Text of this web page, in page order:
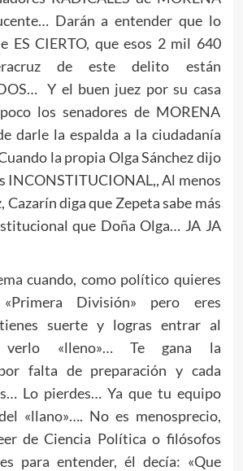
Darán a entender que lo
ES CIERTO, que esos 2 mil 640
de este delito están
Y el buen juez por su casa
los senadores de MORENA
darle la espalda a la ciudadanía
la propia Olga Sánchez dijo
INCONSTITUCIONAL,, Al menos
Cazarín diga que Zepeta sabe más
que Doña Olga… JA JA
cuando, como político quieres
División» pero eres
suerte y logras entrar al
verlo «lleno»… Te gana la
falta de preparación y cada
Lo pierdes… Ya que tu equipo
«llano»…. No es menosprecio,
de Ciencia Política o filósofos
para entender, él decía: «Que